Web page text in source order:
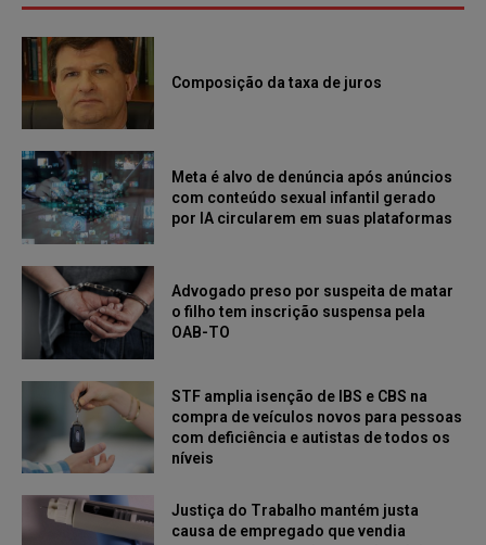
Composição da taxa de juros
Meta é alvo de denúncia após anúncios
com conteúdo sexual infantil gerado
por IA circularem em suas plataformas
Advogado preso por suspeita de matar
o filho tem inscrição suspensa pela
OAB-TO
STF amplia isenção de IBS e CBS na
compra de veículos novos para pessoas
com deficiência e autistas de todos os
níveis
Justiça do Trabalho mantém justa
causa de empregado que vendia